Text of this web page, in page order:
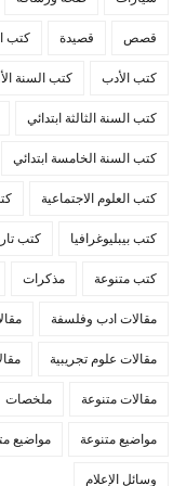
قصص قصيدة كتب
كتب الأدب كتب السنة
كتب السنة الثالثة ابتدائي
كتب السنة الخامسة ابتدائي
كتب العلوم الاجتماعية
كتب بيبليوغرافيا كتب
كتب متنوعة مذكرات
مقالات ادب وفلسفة
مقالات علوم تجريبية
مقالات متنوعة ملخصات
مواضيع متنوعة مواضيع
وسائل الإعلام